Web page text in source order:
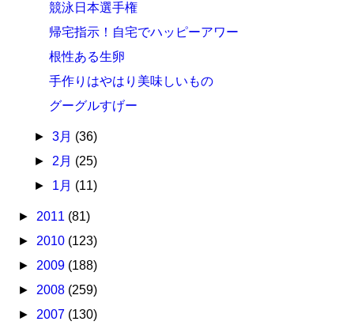
競泳日本選手権
帰宅指示！自宅でハッピーアワー
根性ある生卵
手作りはやはり美味しいもの
グーグルすげー
► 3月 (36)
► 2月 (25)
► 1月 (11)
► 2011 (81)
► 2010 (123)
► 2009 (188)
► 2008 (259)
► 2007 (130)